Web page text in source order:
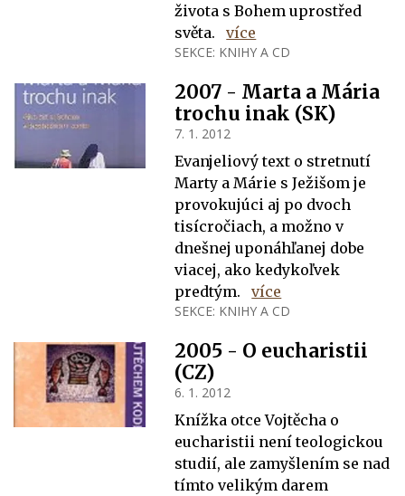
života s Bohem uprostřed
světa.
více
SEKCE: KNIHY A CD
2007 - Marta a Mária
trochu inak (SK)
7. 1. 2012
Evanjeliový text o stretnutí
Marty a Márie s Ježišom je
provokujúci aj po dvoch
tisícročiach, a možno v
dnešnej uponáhľanej dobe
viacej, ako kedykoľvek
predtým.
více
SEKCE: KNIHY A CD
2005 - O eucharistii
(CZ)
6. 1. 2012
Knížka otce Vojtěcha o
eucharistii není teologickou
studií, ale zamyšlením se nad
tímto velikým darem